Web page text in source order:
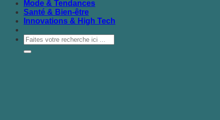
Mode & Tendances
Santé & Bien-être
Innovations & High Tech